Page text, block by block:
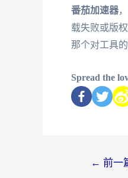
番茄加速器
载失败或版
那个对工具
Spread the
← 前一